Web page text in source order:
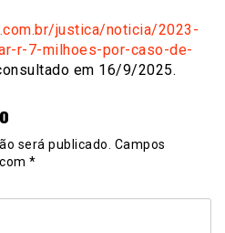
justica/noticia/2023-
r-7-milhoes-por-caso-de-
em 16/9/2025.
será publicado. Campos
*